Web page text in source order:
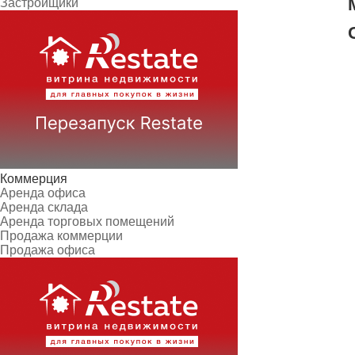
Застройщики
Коммерция
Аренда офиса
Аренда склада
Аренда торговых помещений
Продажа коммерции
Продажа офиса